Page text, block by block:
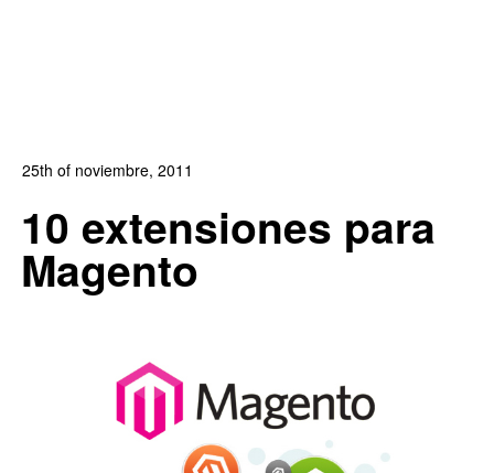
25th of noviembre, 2011
0
10 extensiones para
Magento